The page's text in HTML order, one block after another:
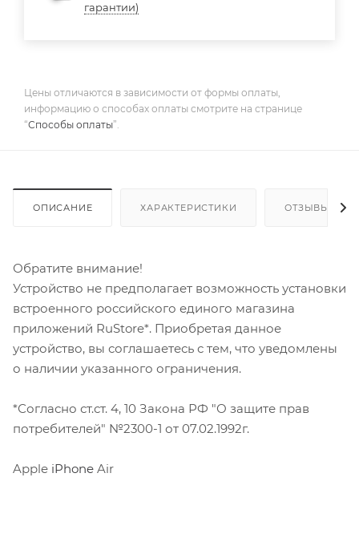
гарантии)
Цены отличаются в зависимости от формы оплаты,
информацию о способах оплаты смотрите на странице
“Способы оплаты”.
ОПИСАНИЕ ХАРАКТЕРИСТИКИ ОТЗЫВЫ
Обратите внимание!
Устройство не предполагает возможность установки
встроенного российского единого магазина
приложений RuStore*. Приобретая данное
устройство, вы соглашаетесь с тем, что уведомлены
о наличии указанного ограничения.
*Согласно ст.ст. 4, 10 Закона РФ "О защите прав
потребителей" №2300-1 от 07.02.1992г.
Apple iPhone Air